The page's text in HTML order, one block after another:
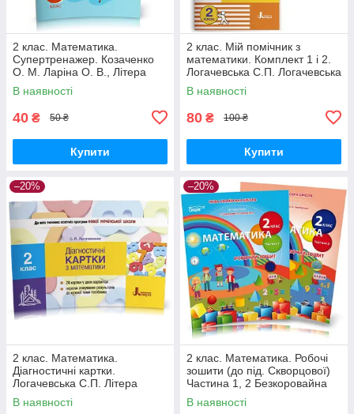
2 клас. Математика.
Супертренажер. Козаченко
О. М. Ларіна О. В., Літера
В наявності
40 ₴ 50 ₴
Купити
2 клас. Мій помічник з
математики. Комплект 1 і 2.
Логачевська С.П. Логачевська
Т.А. Літера
В наявності
80 ₴ 100 ₴
Купити
–20%
2 клас. Математика.
Діагностичні картки.
Логачевська С.П. Літера
В наявності
–20%
2 клас. Математика. Робочі
зошити (до під. Скворцової)
Частина 1, 2 Безкоровайна
О.В. Сиция
В наявності